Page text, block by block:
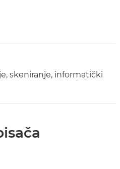
skeniranje, informatički